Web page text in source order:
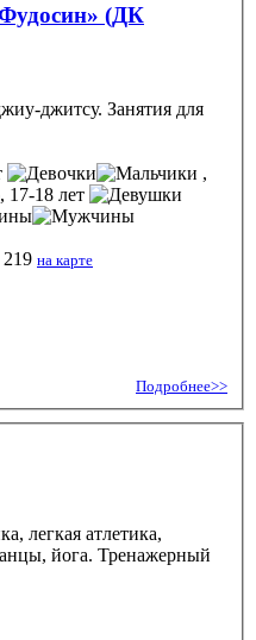
(ДК
джитсу. Занятия для
,
17-18 лет
на карте
Подробнее>>
легкая атлетика,
йога. Тренажерный